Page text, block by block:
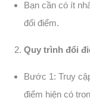
Bạn cần có ít
đổi điểm.
Quy trình đổi
Bước 1: Truy
điểm hiện có